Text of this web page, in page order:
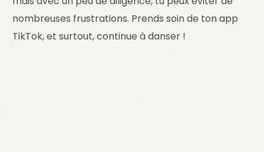
nombreuses frustrations. Prends soin de ton app
TikTok, et surtout, continue à danser !